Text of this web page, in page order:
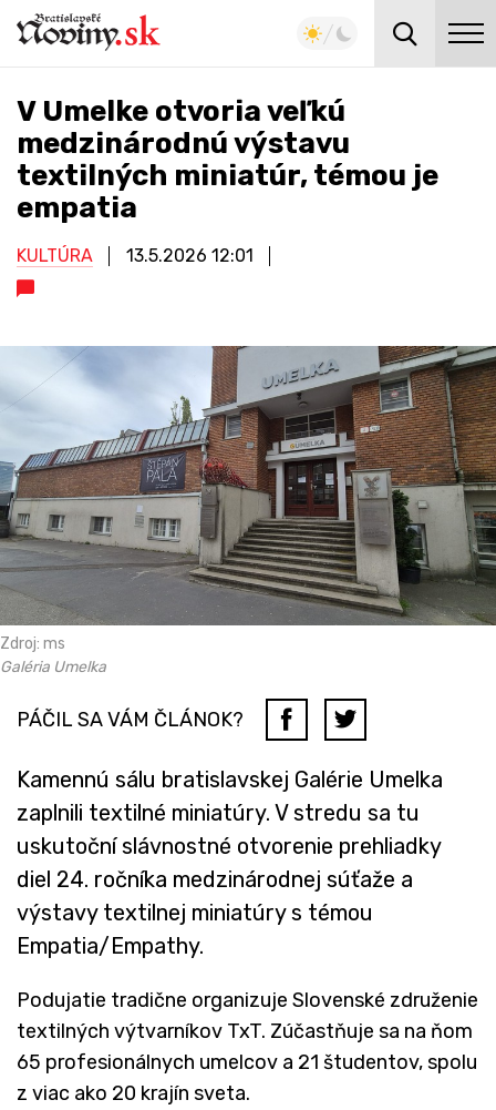
V Umelke otvoria veľkú
medzinárodnú výstavu
textilných miniatúr, témou je
empatia
KULTÚRA 13.5.2026 12:01
Zdroj: ms
Galéria Umelka
PÁČIL SA VÁM ČLÁNOK?
Kamennú sálu bratislavskej Galérie Umelka
zaplnili textilné miniatúry. V stredu sa tu
uskutoční slávnostné otvorenie prehliadky
diel 24. ročníka medzinárodnej súťaže a
výstavy textilnej miniatúry s témou
Empatia/Empathy.
Podujatie tradične organizuje Slovenské združenie
textilných výtvarníkov TxT. Zúčastňuje sa na ňom
65 profesionálnych umelcov a 21 študentov, spolu
z viac ako 20 krajín sveta.